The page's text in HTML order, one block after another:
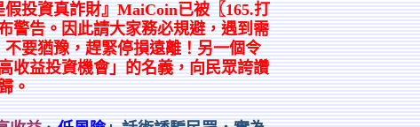
投資真詐財』MaiCoin已被〖165.打
警告。因此請大家務必規避，遇到需
要猶豫，趕緊停損遠離！另一個令
收益投資機會」的名義，向民眾誇讚
。